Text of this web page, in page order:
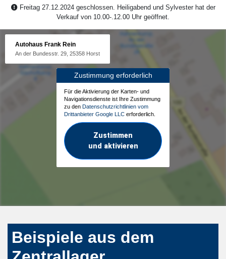
Freitag 27.12.2024 geschlossen. Heiligabend und Sylvester hat der
Verkauf von 10.00-.12.00 Uhr geöffnet.
Autohaus Frank Rein
An der Bundesstr. 29, 25358 Horst
Zustimmung erforderlich
Für die Aktivierung der Karten- und
Navigationsdienste ist Ihre Zustimmung
zu den Datenschutzrichtlinien vom
Drittanbieter Google LLC erforderlich.
Zustimmen
und aktivieren
Beispiele aus dem